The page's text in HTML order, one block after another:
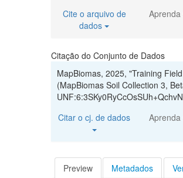
Cite o arquivo de
dados
Aprenda
Citação do Conjunto de Dados
MapBiomas, 2025, "Training
(MapBiomas Soil Collection 3,
Citar o cj. de dados
Aprenda
Preview Metadados